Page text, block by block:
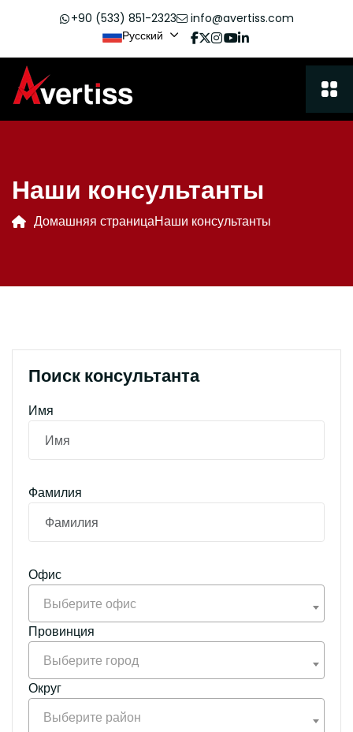
+90 (533) 851-2323
info@avertiss.com
Русский
Наши консультанты
Домашняя страницаНаши консультанты
Поиск консультанта
Имя
Фамилия
Офис
Выберите офис
Провинция
Выберите город
Округ
Выберите район